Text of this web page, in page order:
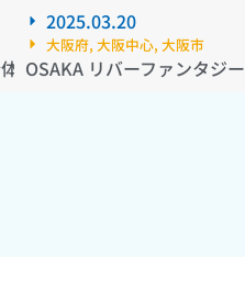
・変形・未来～
2025.03.20
大阪府,大阪中心,大阪市
OSAKA リバーファンタジー